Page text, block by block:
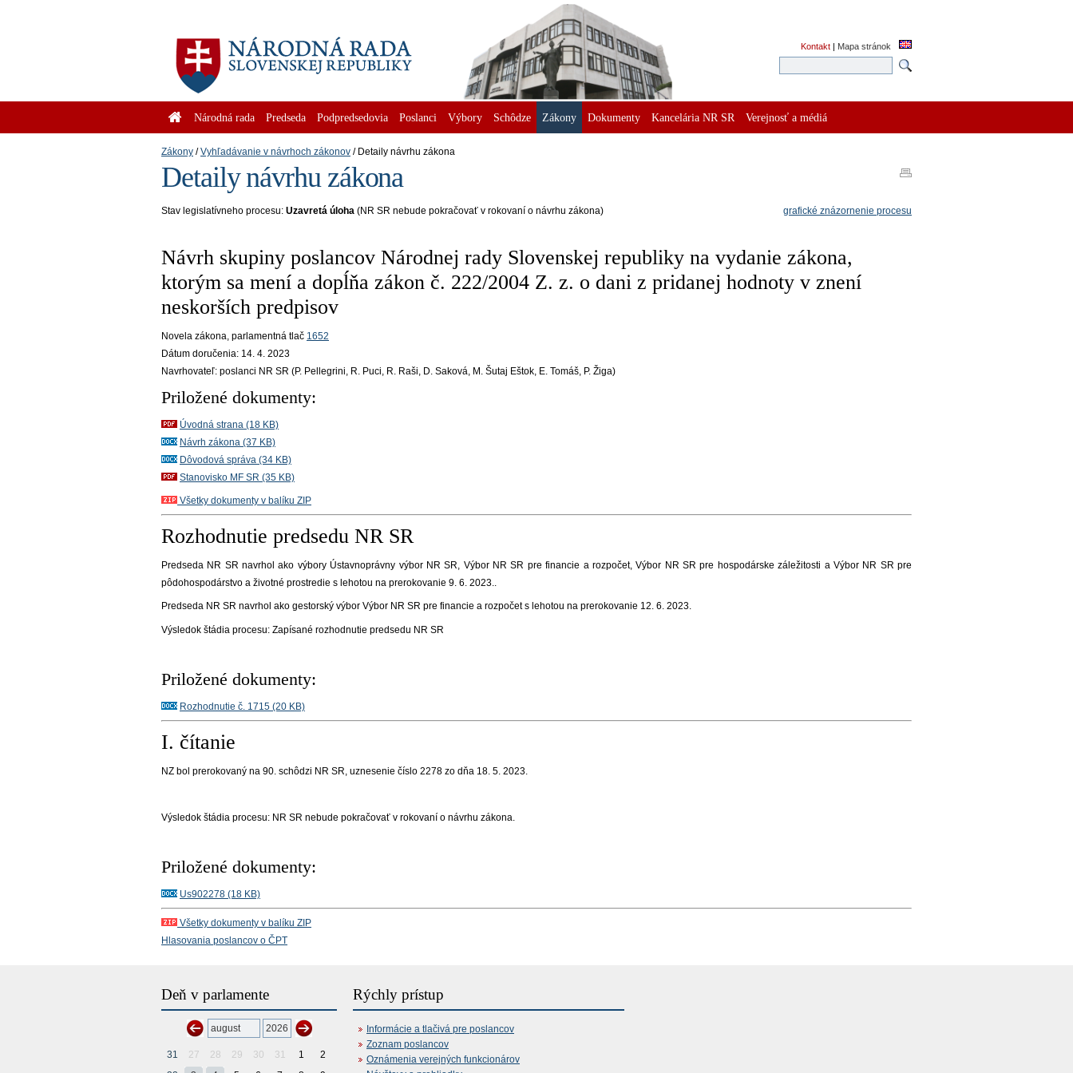
Kontakt | Mapa stránok
Národná rada Predseda Podpredsedovia Poslanci Výbory Schôdze Zákony Dokumenty Kancelária NR SR Verejnosť a médiá
Zákony Vyhľadávanie v návrhoch zákonov Detaily návrhu zákona
Detaily návrhu zákona
Stav legislatívneho procesu: Uzavretá úloha (NR SR nebude pokračovať v rokovaní o návrhu zákona) grafické znázornenie procesu
Návrh skupiny poslancov Národnej rady Slovenskej republiky na vydanie zákona,
ktorým sa mení a dopĺňa zákon č. 222/2004 Z. z. o dani z pridanej hodnoty v znení
neskorších predpisov
Novela zákona, parlamentná tlač 1652
Dátum doručenia: 14. 4. 2023
Navrhovateľ: poslanci NR SR (P. Pellegrini, R. Puci, R. Raši, D. Saková, M. Šutaj Eštok, E. Tomáš, P. Žiga)
Priložené dokumenty:
Úvodná strana (18 KB)
Návrh zákona (37 KB)
Dôvodová správa (34 KB)
Stanovisko MF SR (35 KB)
Všetky dokumenty v balíku ZIP
Rozhodnutie predsedu NR SR
Predseda NR SR navrhol ako výbory Ústavnoprávny výbor NR SR, Výbor NR SR pre financie a rozpočet, Výbor NR SR pre hospodárske záležitosti a Výbor NR SR pre
pôdohospodárstvo a životné prostredie s lehotou na prerokovanie 9. 6. 2023..
Predseda NR SR navrhol ako gestorský výbor Výbor NR SR pre financie a rozpočet s lehotou na prerokovanie 12. 6. 2023.
Výsledok štádia procesu: Zapísané rozhodnutie predsedu NR SR
Priložené dokumenty:
Rozhodnutie č. 1715 (20 KB)
I. čítanie
NZ bol prerokovaný na 90 . schôdzi NR SR , uznesenie číslo 2278 zo dňa 18. 5. 2023
Výsledok štádia procesu: NR SR nebude pokračovať v rokovaní o návrhu zákona.
Priložené dokumenty:
Us902278 (18 KB)
Všetky dokumenty v balíku ZIP
Hlasovania poslancov o ČPT
Deň v parlamente
31 27 28 29 30 31 1
2
Rýchly prístup
Informácie a tlačivá pre poslancov
Zoznam poslancov
Oznámenia verejných funkcionárov